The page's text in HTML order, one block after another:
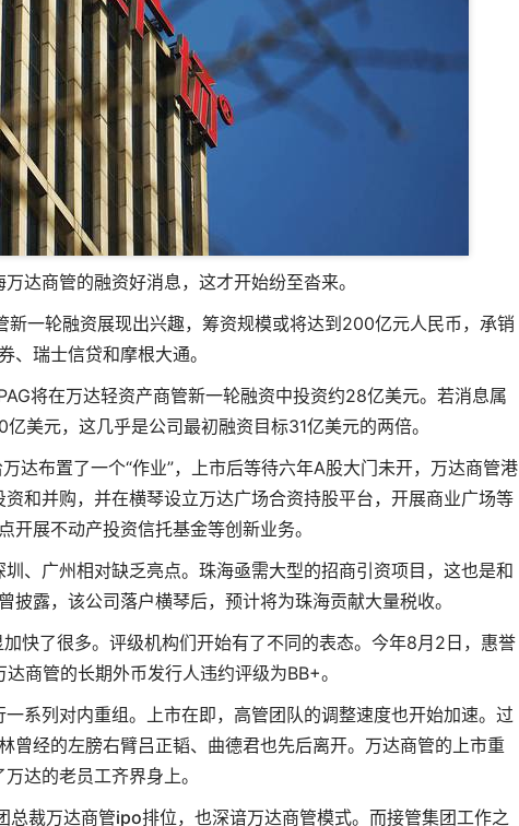
达商管的融资好消息，这才开始纷至沓来。
一轮融资展现出兴趣，筹资规模或将达到200亿元人民币，承销
、瑞士信贷和摩根大通。
将在万达轻资产商管新一轮融资中投资约28亿美元。若消息属
美元，这几乎是公司最初融资目标31亿美元的两倍。
达布置了一个“作业”，上市后等待六年A股大门未开，万达商管港
和并购，并在横琴设立万达广场合资持股平台，开展商业广场等
开展不动产投资信托基金等创新业务。
、广州相对缺乏亮点。珠海亟需大型的招商引资项目，这也是和
露，该公司落户横琴后，预计将为珠海贡献大量税收。
快了很多。评级机构们开始有了不同的表态。今年8月2日，惠誉
商管的长期外币发行人违约评级为BB+。
系列对内重组。上市在即，高管团队的调整速度也开始加速。过
曾经的左膀右臂吕正韬、曲德君也先后离开。万达商管的上市重
达的老员工齐界身上。
总裁万达商管ipo排位，也深谙万达商管模式。而接管集团工作之